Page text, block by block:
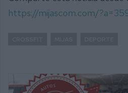
https://mijascom.com/